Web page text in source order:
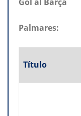
Palmares:
Título